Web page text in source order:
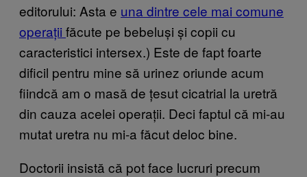
editorului: Asta e una dintre cele mai comune
operații făcute pe bebeluși și copii cu
caracteristici intersex.) Este de fapt foarte
dificil pentru mine să urinez oriunde acum
fiindcă am o masă de țesut cicatrial la uretră
din cauza acelei operații. Deci faptul că mi-au
mutat uretra nu mi-a făcut deloc bine.
Doctorii insistă că pot face lucruri precum